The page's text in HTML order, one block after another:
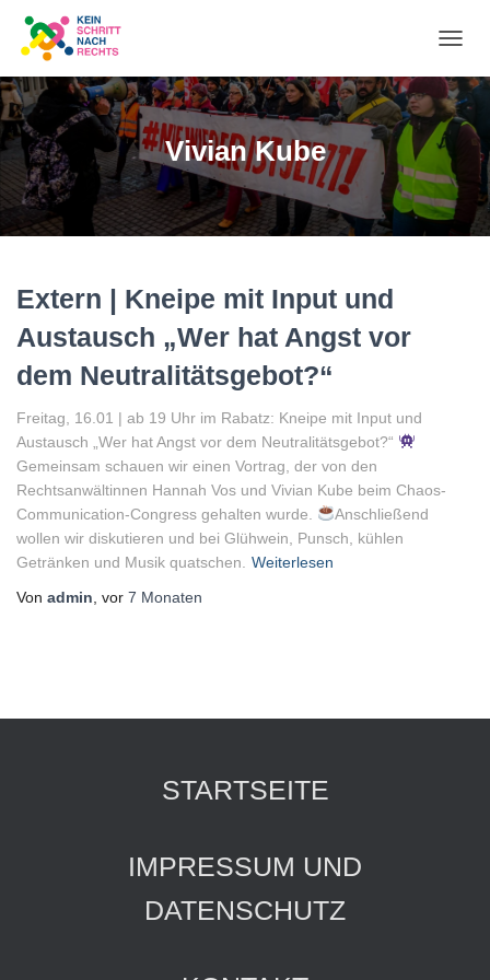
Vivian Kube
Extern | Kneipe mit Input und
Austausch „Wer hat Angst vor
dem Neutralitätsgebot?“
Freitag, 16.01 | ab 19 Uhr im Rabatz: Kneipe mit Input und
Austausch „Wer hat Angst vor dem Neutralitätsgebot?“
Gemeinsam schauen wir einen Vortrag, der von den
Rechtsanwältinnen Hannah Vos und Vivian Kube beim Chaos-
Communication-Congress gehalten wurde.
Anschließend
wollen wir diskutieren und bei Glühwein, Punsch, kühlen
Getränken und Musik quatschen.
Weiterlesen
Von admin , vor 7 Monaten
STARTSEITE
IMPRESSUM UND
DATENSCHUTZ